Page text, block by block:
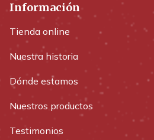
Información
Tienda online
Nuestra historia
Dónde estamos
Nuestros productos
Testimonios